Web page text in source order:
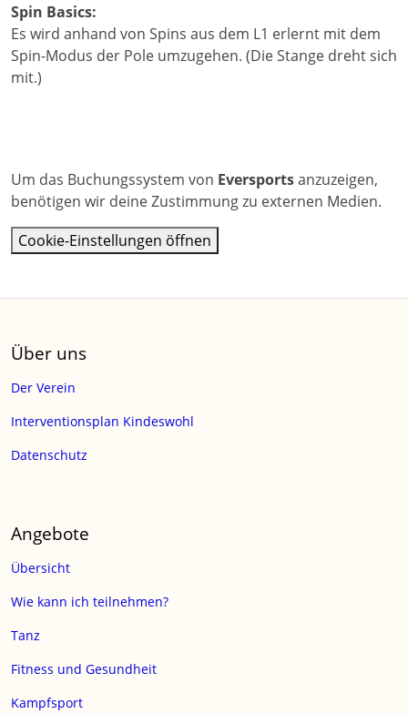
Spin Basics:
Es wird anhand von Spins aus dem L1 erlernt mit dem
Spin-Modus der Pole umzugehen. (Die Stange dreht sich
mit.)
Um das Buchungssystem von Eversportsanzuzeigen,
benötigen wir deine Zustimmung zu externen Medien.
Cookie-Einstellungen öffnen
Über uns
Der Verein
Interventionsplan Kindeswohl
Datenschutz
Angebote
Übersicht
Wie kann ich teilnehmen?
Tanz
Fitness und Gesundheit
Kampfsport